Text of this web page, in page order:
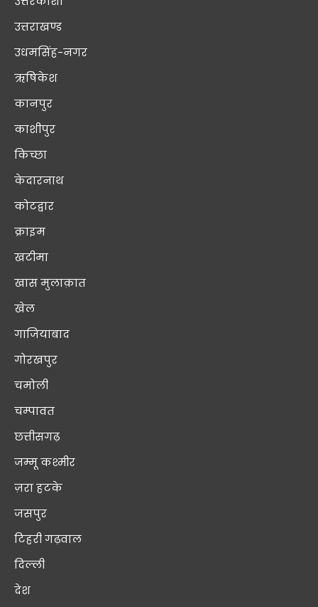
उत्तराखण्ड
उधमसिंह-नगर
ऋषिकेश
कानपुर
काशीपुर
किच्छा
केदारनाथ
कोटद्वार
क्राइम
खटीमा
खास मुलाक़ात
खेल
गाजियाबाद
गोरखपुर
चमोली
चम्पावत
छत्तीसगढ़
जम्मू कश्मीर
ज़रा हटके
जसपुर
टिहरी गढ़वाल
दिल्ली
देश